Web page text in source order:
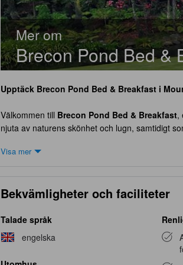
Mer om
Brecon Pond Bed &
Upptäck Brecon Pond Bed & Breakfast i
Välkommen till Brecon Pond Bed & Breakfast,
njuta av naturens skönhet och lugn, samtidigt
förföras av den natursköna omgivningen.
PåBrecon Pond Bed & Breakfast
i vackra
trädgården är en perfekt plats för avkoppling
bok under ett träd. Trädgården är också
Visa mer
Bekvämligheter och faciliteter
Talade språk
engelska